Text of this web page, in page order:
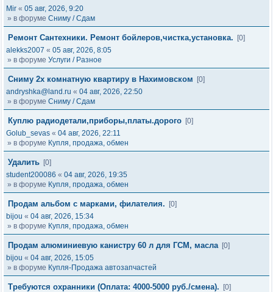
Mir « 05 авг, 2026, 9:20
» в форуме Сниму / Сдам
Ремонт Сантехники. Ремонт бойлеров,чистка,установка.
[0]
alekks2007 « 05 авг, 2026, 8:05
» в форуме Услуги / Разное
Сниму 2х комнатную квартиру в Нахимовском
[0]
andryshka@land.ru « 04 авг, 2026, 22:50
» в форуме Сниму / Сдам
Куплю радиодетали,приборы,платы.дорого [0]
Golub_sevas « 04 авг, 2026, 22:11
» в форуме Купля, продажа, обмен
Удалить [0]
student200086 « 04 авг, 2026, 19:35
» в форуме Купля, продажа, обмен
Продам альбом с марками, филателия.
[0]
bijou « 04 авг, 2026, 15:34
» в форуме Купля, продажа, обмен
Продам алюминиевую канистру 60 л для ГСМ, масла [0]
bijou « 04 авг, 2026, 15:05
» в форуме Купля-Продажа автозапчастей
Требуются охранники (Оплата: 4000-5000 руб./смена).
[0]